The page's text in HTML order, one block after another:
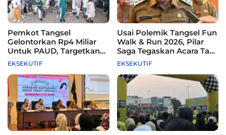
Pemkot Tangsel
Gelontorkan Rp4 Miliar
Untuk PAUD, Targetkan
115 Sekolah
EKSEKUTIF
Usai Polemik Tangsel Fun
Walk & Run 2026, Pilar
Saga Tegaskan Acara Tak
Difasilitasi Pemkot
EKSEKUTIF